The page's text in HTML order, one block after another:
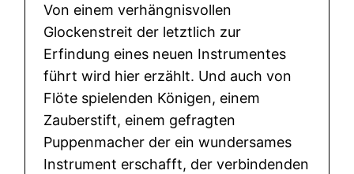
t
i
s
c
h
e
G
Von einem verhängnisvollen
Glockenstreit der letztlich zur
Erfindung eines neuen Instrumentes
führt wird hier erzählt. Und auch von
Flöte spielenden Königen, einem
Zauberstift, einem gefragten
Puppenmacher der ein wundersames
Instrument erschafft, der verbindenden